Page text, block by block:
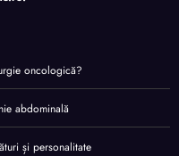
oncologică?
abdominală
și personalitate